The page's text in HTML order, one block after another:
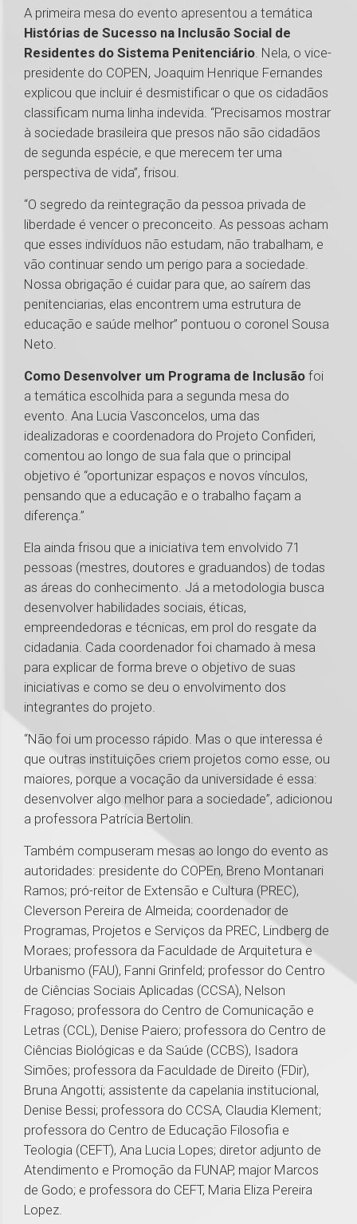
A primeira mesa do evento apresentou a temática
Histórias de Sucesso na Inclusão Social de
Residentes do Sistema Penitenciário. Nela, o vice-
presidente do COPEN, Joaquim Henrique Fernandes
explicou que incluir é desmistificar o que os cidadãos
classificam numa linha indevida. “Precisamos mostrar
à sociedade brasileira que presos não são cidadãos
de segunda espécie, e que merecem ter uma
perspectiva de vida”, frisou.
“O segredo da reintegração da pessoa privada de
liberdade é vencer o preconceito. As pessoas acham
que esses indivíduos não estudam, não trabalham, e
vão continuar sendo um perigo para a sociedade.
Nossa obrigação é cuidar para que, ao saírem das
penitenciarias, elas encontrem uma estrutura de
educação e saúde melhor” pontuou o coronel Sousa
Neto.
Como Desenvolver um Programa de Inclusão foi
a temática escolhida para a segunda mesa do
evento. Ana Lucia Vasconcelos, uma das
idealizadoras e coordenadora do Projeto Confideri,
comentou ao longo de sua fala que o principal
objetivo é “oportunizar espaços e novos vínculos,
pensando que a educação e o trabalho façam a
diferença.”
Ela ainda frisou que a iniciativa tem envolvido 71
pessoas (mestres, doutores e graduandos) de todas
as áreas do conhecimento. Já a metodologia busca
desenvolver habilidades sociais, éticas,
empreendedoras e técnicas, em prol do resgate da
cidadania. Cada coordenador foi chamado à mesa
para explicar de forma breve o objetivo de suas
iniciativas e como se deu o envolvimento dos
integrantes do projeto.
“Não foi um processo rápido. Mas o que interessa é
que outras instituições criem projetos como esse, ou
maiores, porque a vocação da universidade é essa:
desenvolver algo melhor para a sociedade”, adicionou
a professora Patrícia Bertolin.
Também compuseram mesas ao longo do evento as
autoridades: presidente do COPEn, Breno Montanari
Ramos; pró-reitor de Extensão e Cultura (PREC),
Cleverson Pereira de Almeida; coordenador de
Programas, Projetos e Serviços da PREC, Lindberg de
Moraes; professora da Faculdade de Arquitetura e
Urbanismo (FAU), Fanni Grinfeld; professor do Centro
de Ciências Sociais Aplicadas (CCSA), Nelson
Fragoso; professora do Centro de Comunicação e
Letras (CCL), Denise Paiero; professora do Centro de
Ciências Biológicas e da Saúde (CCBS), Isadora
Simões; professora da Faculdade de Direito (FDir),
Bruna Angotti; assistente da capelania institucional,
Denise Bessi; professora do CCSA, Claudia Klement;
professora do Centro de Educação Filosofia e
Teologia (CEFT), Ana Lucia Lopes; diretor adjunto de
Atendimento e Promoção da FUNAP, major Marcos
de Godo; e professora do CEFT, Maria Eliza Pereira
Lopez.